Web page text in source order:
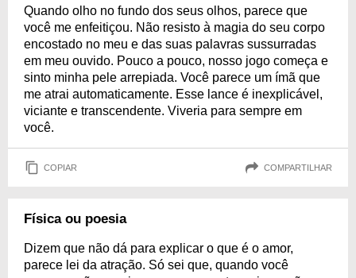
Quando olho no fundo dos seus olhos, parece que
você me enfeitiçou. Não resisto à magia do seu corpo
encostado no meu e das suas palavras sussurradas
em meu ouvido. Pouco a pouco, nosso jogo começa e
sinto minha pele arrepiada. Você parece um ímã que
me atrai automaticamente. Esse lance é inexplicável,
viciante e transcendente. Viveria para sempre em
você.
COPIAR COMPARTILHAR
Física ou poesia
Dizem que não dá para explicar o que é o amor,
parece lei da atração. Só sei que, quando você